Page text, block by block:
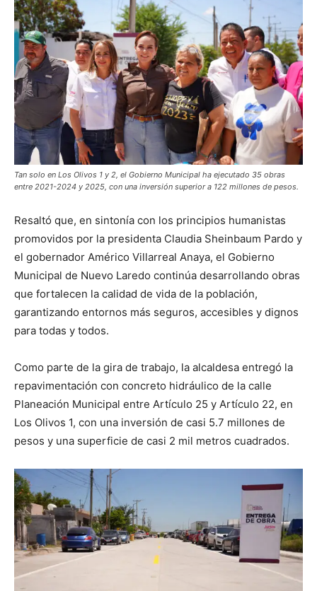
Tan solo en Los Olivos 1 y 2, el Gobierno Municipal ha ejecutado 35 obras
entre 2021-2024 y 2025, con una inversión superior a 122 millones de pesos.
Resaltó que, en sintonía con los principios humanistas
promovidos por la presidenta Claudia Sheinbaum Pardo y
el gobernador Américo Villarreal Anaya, el Gobierno
Municipal de Nuevo Laredo continúa desarrollando obras
que fortalecen la calidad de vida de la población,
garantizando entornos más seguros, accesibles y dignos
para todas y todos.
Como parte de la gira de trabajo, la alcaldesa entregó la
repavimentación con concreto hidráulico de la calle
Planeación Municipal entre Artículo 25 y Artículo 22, en
Los Olivos 1, con una inversión de casi 5.7 millones de
pesos y una superficie de casi 2 mil metros cuadrados.